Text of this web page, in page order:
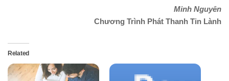
Minh Nguyên
Chương Trình Phát Thanh Tin Lành
Related